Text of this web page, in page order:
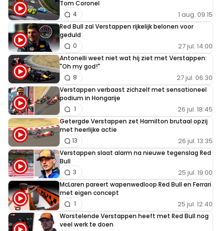
Tom Coronel
1 aug. 09:15
4
Red Bull zal Verstappen rijkelijk belonen voor
geduld
27 jul. 14:00
0
Antonelli weet niet wat hij ziet met Verstappen:
"Oh my god!"
27 jul. 06:30
8
Verstappen verbaast zichzelf met sensationeel
podium in Hongarije
26 jul. 18:45
1
Getergde Verstappen zet Hamilton brutaal opzij
met heerlijke actie
26 jul. 13:35
13
Verstappen slaat alarm na nieuwe tegenslag Red
Bull
25 jul. 19:00
3
McLaren pareert wapenwedloop Red Bull en Ferrari
met eigen concept
25 jul. 12:40
1
Worstelende Verstappen heeft met Red Bull nog
veel werk te doen